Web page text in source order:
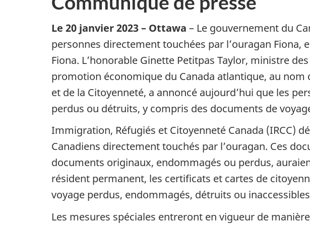
Le 20 janvier 2023 – Ottawa – Le gouvernement du
personnes directement touchées par l’ouragan Fiona,
Fiona. L’honorable Ginette Petitpas Taylor, ministre
promotion économique du Canada atlantique, au nom
et de la Citoyenneté, a annoncé aujourd’hui que les
perdus ou détruits, y compris des documents de
Immigration, Réfugiés et Citoyenneté Canada (IRCC)
Canadiens directement touchés par l’ouragan. Ces
documents originaux, endommagés ou perdus,
résident permanent, les certificats et cartes de
voyage perdus, endommagés, détruits ou
Les mesures spéciales entreront en vigueur de